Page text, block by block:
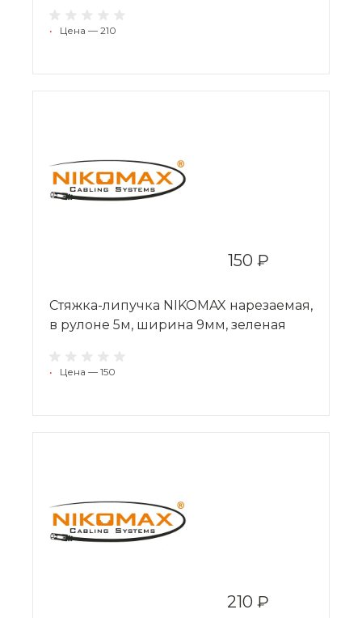
• Цена — 210
150 ₽
Стяжка-липучка NIKOMAX нарезаемая,
в рулоне 5м, ширина 9мм, зеленая
• Цена — 150
210 ₽